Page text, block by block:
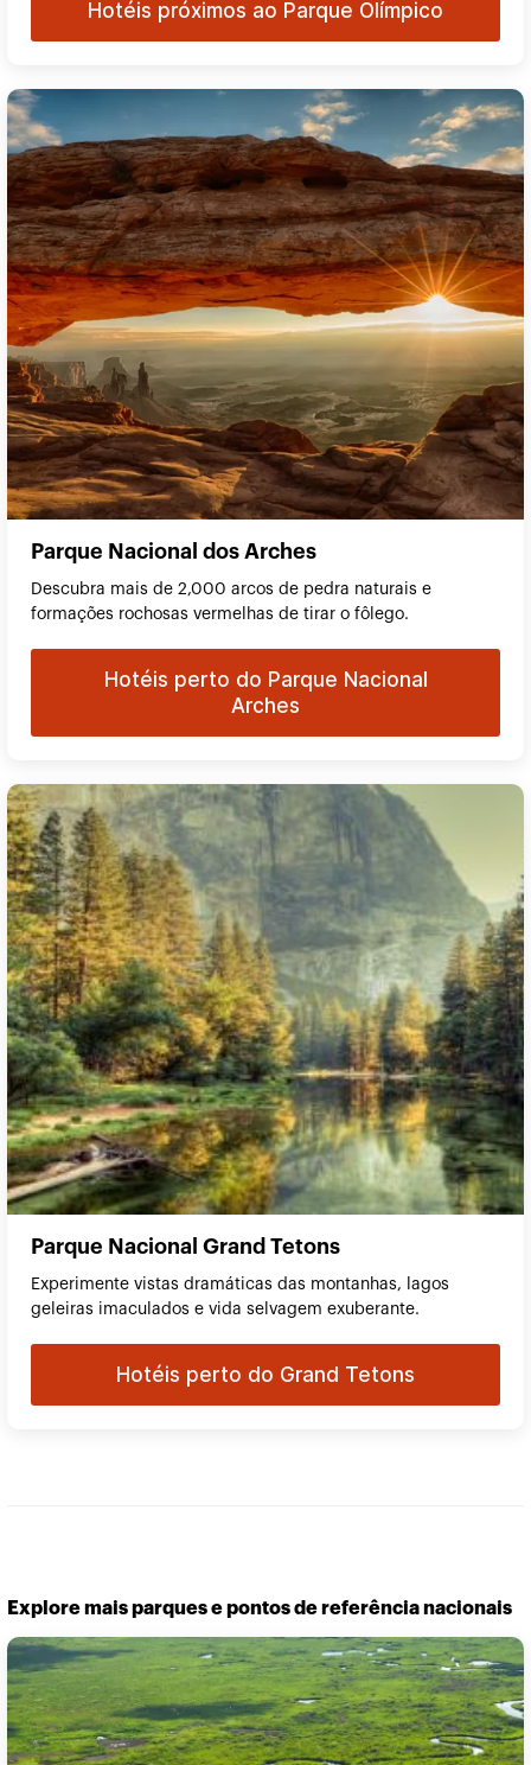
Hotéis próximos ao Parque Olímpico
Parque Nacional dos Arches
Descubra mais de 2,000 arcos de pedra naturais e
formações rochosas vermelhas de tirar o fôlego.
Hotéis perto do Parque Nacional
Arches
Parque Nacional Grand Tetons
Experimente vistas dramáticas das montanhas, lagos
geleiras imaculados e vida selvagem exuberante.
Hotéis perto do Grand Tetons
Explore mais parques e pontos de referência nacionais